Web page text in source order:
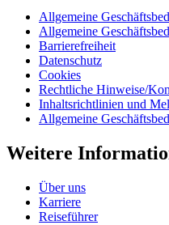
Allgemeine
Allgemeine
Barrierefreiheit
Datenschutz
Cookies
Rechtliche Hinweise/
Inhaltsrichtlinien und
Allgemeine
Weitere
Über uns
Karriere
Reiseführer